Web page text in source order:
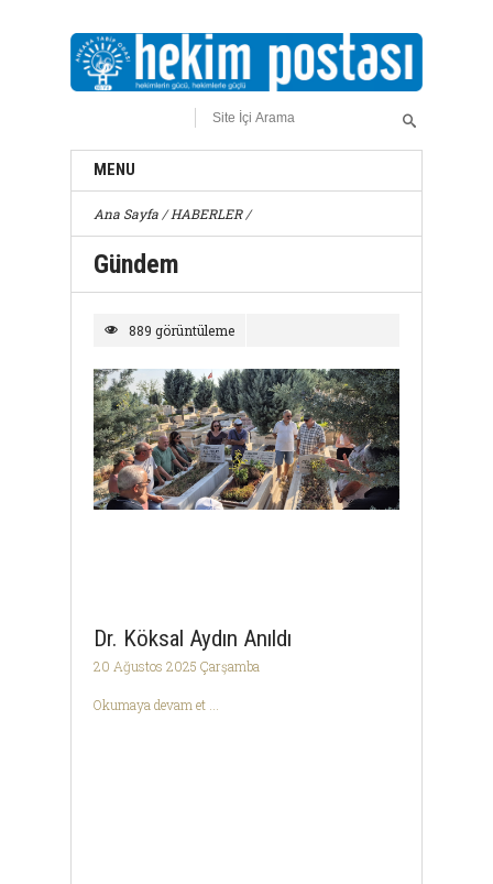
MENU
Ana Sayfa /HABERLER/
Gündem
889 görüntüleme
Dr. Köksal Aydın Anıldı
20 Ağustos 2025 Çarşamba
Okumaya devam et ...